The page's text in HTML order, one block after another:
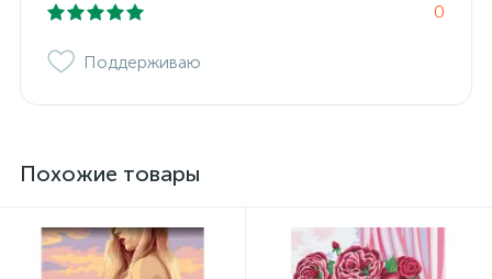
0
Поддерживаю
Похожие товары